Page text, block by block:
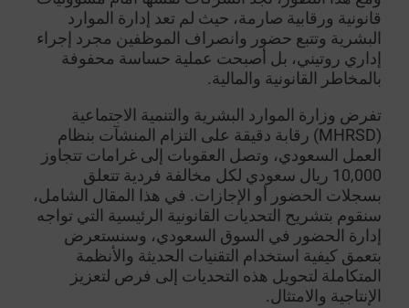
قانونية ورقابية صارمة، حيث لم تعد إدارة الموارد
البشرية وتتبع حضور وانصراف الموظفين مجرد إجراء
إداري روتيني، بل أصبحت عملية حساسة محفوفة
بالمخاطر القانونية والمالية.
تفرض وزارة الموارد البشرية والتنمية الاجتماعية
(MHRSD) رقابة دقيقة على التزام المنشآت بنظام
العمل السعودي، وتصل العقوبات إلى غرامات تتجاوز
10,000 ريال سعودي لكل مخالفة فردية تتعلق
بسجلات الحضور أو الإجازات. في هذا المقال الشامل،
سنقوم بتشريح التحديات القانونية الرئيسية التي تواجه
إدارة الحضور في السوق السعودي، وسنستعرض
بتعمق كيفية استخدام التقنيات الحديثة والأنظمة
المتكاملة لتحويل هذه التحديات إلى فرص لتعزيز
الإنتاجية والامتثال.